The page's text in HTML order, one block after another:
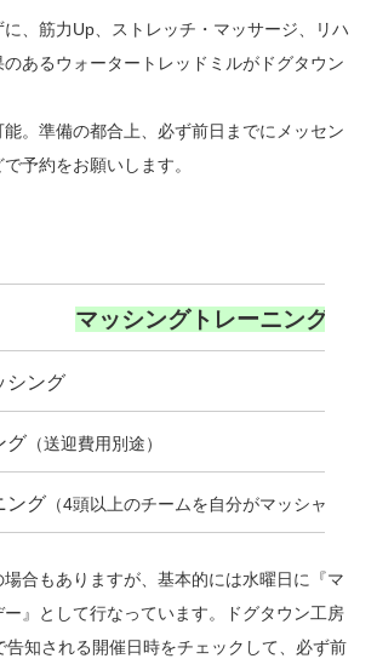
（犬の出し入れなどをスタッフがサポー
、筋力Up、ストレッチ・マッサージ、リハ
あるウォータートレッドミルがドグタウン
。準備の都合上、必ず前日までにメッセン
予約をお願いします。
マッシングトレーニング
シング
グ （送迎費用別途）
ング （4頭以上のチームを自分がマッシャーと
合もありますが、基本的には水曜日に『マ
ー』として行なっています。ドグタウン工房
知される開催日時をチェックして、必ず前